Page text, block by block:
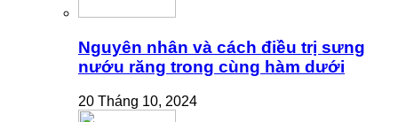
Nguyên nhân và cách điều trị sưng
nướu răng trong cùng hàm dưới
20 Tháng 10, 2024